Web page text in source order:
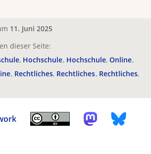
11. Juni 2025
dieser Seite:
Hochschule Hochschule Online
Rechtliches Rechtliches Rechtliches